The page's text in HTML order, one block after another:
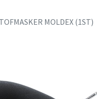
MOLDEX (1ST)